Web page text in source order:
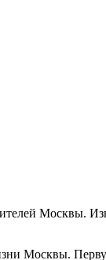
Москвы.
Москвы.